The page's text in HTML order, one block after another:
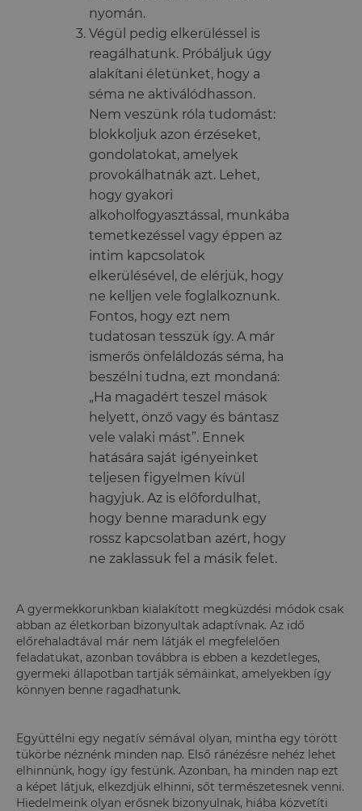
nyomán.
Végül pedig elkerüléssel is
reagálhatunk. Próbáljuk úgy
alakítani életünket, hogy a
séma ne aktiválódhasson.
Nem veszünk róla tudomást:
blokkoljuk azon érzéseket,
gondolatokat, amelyek
provokálhatnák azt. Lehet,
hogy gyakori
alkoholfogyasztással, munkába
temetkezéssel vagy éppen az
intim kapcsolatok
elkerülésével, de elérjük, hogy
ne kelljen vele foglalkoznunk.
Fontos, hogy ezt nem
tudatosan tesszük így. A már
ismerős önfeláldozás séma, ha
beszélni tudna, ezt mondaná:
„Ha magadért teszel mások
helyett, önző vagy és bántasz
vele valaki mást”. Ennek
hatására saját igényeinket
teljesen figyelmen kívül
hagyjuk. Az is előfordulhat,
hogy benne maradunk egy
rossz kapcsolatban azért, hogy
ne zaklassuk fel a másik felet.
A gyermekkorunkban kialakított megküzdési módok csak
abban az életkorban bizonyultak adaptívnak. Az idő
előrehaladtával már nem látják el megfelelően
feladatukat, azonban továbbra is ebben a kezdetleges,
gyermeki állapotban tartják sémáinkat, amelyekben így
könnyen benne ragadhatunk.
Együttélni egy negatív sémával olyan, mintha egy törött
tükörbe néznénk minden nap. Első ránézésre nehéz lehet
elhinnünk, hogy így festünk. Azonban, ha minden nap ezt
a képet látjuk, elkezdjük elhinni, sőt természetesnek venni.
Hiedelmeink olyan erősnek bizonyulnak, hiába közvetíti